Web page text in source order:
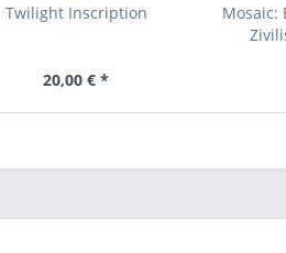
Twilight Inscription
20,00 € *
Mosaic: